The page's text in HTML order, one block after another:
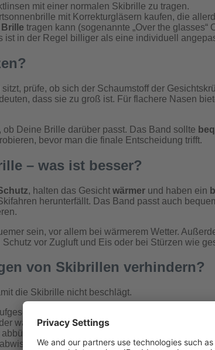
mit einer normalen Skibrille zu tragen.
mit Korrekturgläsern kaufen, die
tragen kann (sogenannte „Over the
ist in der Regel billiger als eine individuell
prüfe, ob sich der Schaumstoff der
dass sie zu groß ist. Für flachere Nasen
Deine Brille darüber passt. Das Band sollte
bevor man die finale Entscheidung trifft.
– was ist besser?
, halten das Gesicht wärmer und haben ein
herunterfällt. Das Band passt auch
sein, vor allem bei wärmerem Wetter.
vor Zugluft und Eis oder bei Stürzen wie
von Skibrillen verhindern?
die Skibrille nicht beschlägt.
hast, solltest Du sie nicht mehr
warmen Jackentasche.
damit die Luft ungehindert zirkulieren
da dies die Antibeschlagbeschichtung